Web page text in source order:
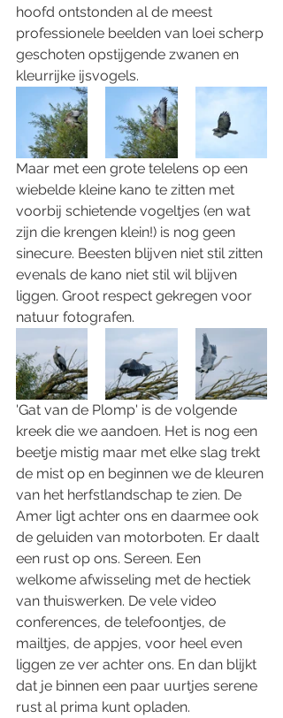
hoofd ontstonden al de meest
professionele beelden van loei scherp
geschoten opstijgende zwanen en
kleurrijke ijsvogels.
Maar met een grote telelens op een
wiebelde kleine kano te zitten met
voorbij schietende vogeltjes (en wat
zijn die krengen klein!) is nog geen
sinecure. Beesten blijven niet stil zitten
evenals de kano niet stil wil blijven
liggen. Groot respect gekregen voor
natuur fotografen.
'Gat van de Plomp' is de volgende
kreek die we aandoen. Het is nog een
beetje mistig maar met elke slag trekt
de mist op en beginnen we de kleuren
van het herfstlandschap te zien. De
Amer ligt achter ons en daarmee ook
de geluiden van motorboten. Er daalt
een rust op ons. Sereen. Een
welkome afwisseling met de hectiek
van thuiswerken. De vele video
conferences, de telefoontjes, de
mailtjes, de appjes, voor heel even
liggen ze ver achter ons. En dan blijkt
dat je binnen een paar uurtjes serene
rust al prima kunt opladen.